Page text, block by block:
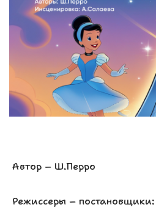
Автор – Ш.Перро
Режиссеры –